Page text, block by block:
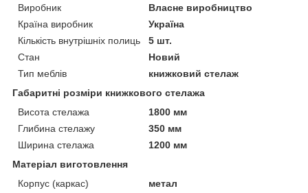
Виробник
Власне виробництво
Країна виробник
Україна
Кількість внутрішніх полиць
5 шт.
Стан
Новий
Тип меблів
книжковий стелаж
Габаритні розміри книжкового стелажа
Висота стелажа
1800 мм
Глибина стелажу
350 мм
Ширина стелажа
1200 мм
Матеріал виготовлення
Корпус (каркас)
метал